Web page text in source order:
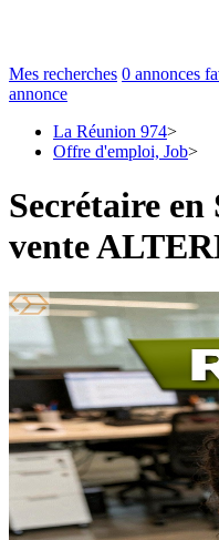
Mes recherches 0 annonces
annonce
La Réunion 974>
Offre d'emploi, Job>
Secrétaire en
vente